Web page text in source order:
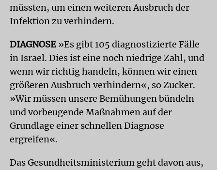
müssten, um einen weiteren Ausbruch der
Infektion zu verhindern.
DIAGNOSE »Es gibt 105 diagnostizierte Fälle
in Israel. Dies ist eine noch niedrige Zahl, und
wenn wir richtig handeln, können wir einen
größeren Ausbruch verhindern«, so Zucker.
»Wir müssen unsere Bemühungen bündeln
und vorbeugende Maßnahmen auf der
Grundlage einer schnellen Diagnose
ergreifen«.
Das Gesundheitsministerium geht davon aus,